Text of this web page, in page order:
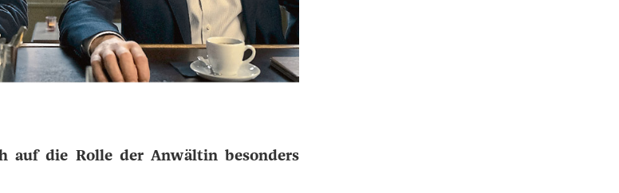
auf die Rolle der Anwältin besonders